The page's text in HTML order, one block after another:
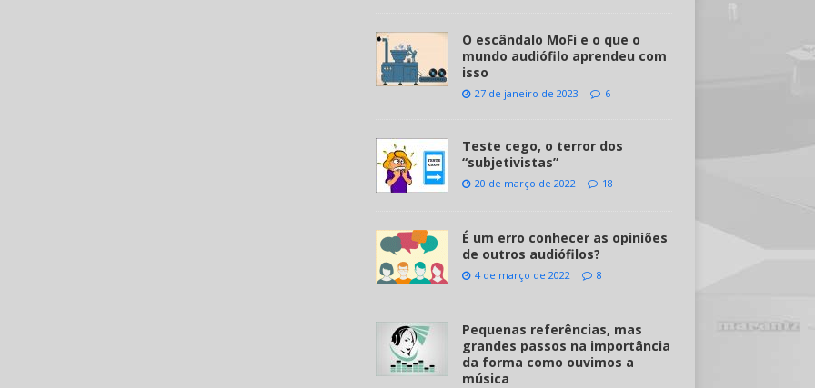
O escândalo MoFi e o que o
mundo audiófilo aprendeu com
isso
27 de janeiro de 2023 6
Teste cego, o terror dos
“subjetivistas”
20 de março de 2022 18
É um erro conhecer as opiniões
de outros audiófilos?
4 de março de 2022 8
Pequenas referências, mas
grandes passos na importância
da forma como ouvimos a
música